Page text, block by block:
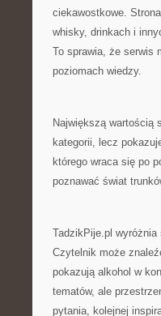
ciekawostkowe.
whisky, drinkach i
To sprawia, że serwis
poziomach wiedzy.
Największą wartością
kategorii, lecz
którego wraca się po
poznawać świat
TadzikPije.pl
Czytelnik może
pokazują alkohol w
tematów, ale
pytania, kolejnej